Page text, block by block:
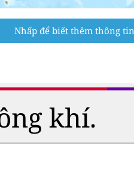
Nhấp để biết thêm thông tin
khí.